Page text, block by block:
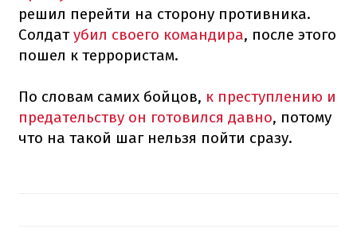
решил перейти на сторону противника.
Солдатубил своего командира, после этого
пошел к террористам.
По словам самих бойцов, к преступлению и
предательству он готовился давно, потому
что на такой шаг нельзя пойти сразу.